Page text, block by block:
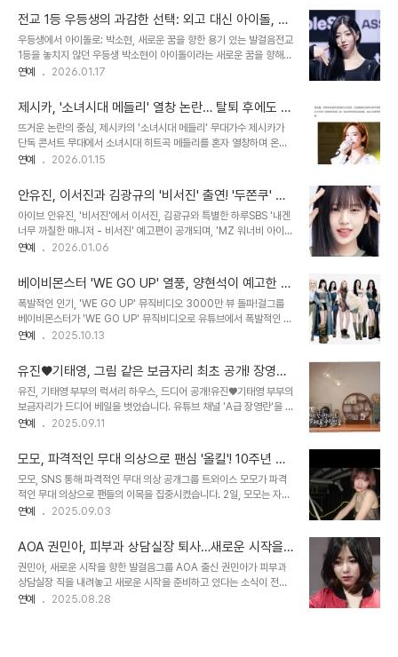
표기가 동일한 두 인물 때문에 스포..
탄했고, 맑은 날씨에 '눈물 날 것 같다'는 진심 어린 반응을 보였습니
다. 수영, 요가, 스파, 선셋 크루즈 등 다채로운 일정을 소화하며 스태
프들과 잊지 못할 추억을 만들었습니다. 스태프 감동시킨 혜리의 따뜻
한 마음몰디브 여행 중 스태프들은 혜리의 따뜻한 마음씨에 대한 미담
을 쏟아냈습니다. 한 스태프는 해외여행 경험이 없었음에도 혜리의 제
받았다고 전했습니다. 또 다..
전교 1등 우등생의 과감한 선택: 외고 대신 아이돌, 트
리플에스 박소현의 빛나는 이야기
우등생에서 아이돌로: 박소현, 새로운 꿈을 향한 용기 있는 발걸음전교
1등을 놓치지 않던 우등생 박소현이 아이돌이라는 새로운 꿈을 향해
과감히 도전장을 내밀었습니다. 24인조 걸그룹 트리플에스의 멤버로
의 마음을 사로잡고 있습니다. 최근 인터뷰에서 박소현은 자신의 선택
과 그 과정에 대한 진솔한 이야기를 들려주었습니다. 그녀의 이야기는
많은 이들에게 영감을 주며, 꿈을 향해 나아가는 용기를 북돋아줍니다.
학창 시절의 박소현: 전교 1등, 그리고 부회장의 리더십박소현은 학창
시절, 뛰어난 학업 능력과 리더십을 겸비한 학생이었습니다. 중학교 시
수행했습니다. 그녀는 학업뿐만 ..
연예 2026.01.17
제시카, '소녀시대 메들리' 열창 논란… 탈퇴 후에도 끊
이지 않는 뜨거운 감자
뜨거운 논란의 중심, 제시카의 '소녀시대 메들리' 무대가수 제시카가
단독 콘서트 무대에서 소녀시대 히트곡 메들리를 혼자 열창하며 온라
인상에서 뜨거운 갑론을박을 불러일으켰습니다. 제시카는 지난 11일
서트에서 ‘다시 만난 세계’, ‘Gee’, ‘소원을 말해봐’, ‘I Got A Boy’,
‘Mr. Mr.’ 등 소녀시대 대표곡을 메들리 형식으로 혼자 소화했습니다.
이 무대는 온라인 커뮤니티와 SNS를 통해 빠르게 확산되었고, 팬들
사이에서 다양한 의견이 오가며 논란을 더욱 증폭시켰습니다. 엇갈린
시선: 긍정 vs. 부정, 팬들의 다양한 반응해당 무대 영상과 사진이 공
연예 2026.01.15
안유진, 이서진과 김광규의 '비서진' 출연! '두쫀쿠' 에
피소드와 아이브의 활약상
아이브 안유진, '비서진'에서 이서진, 김광규와 특별한 하루SBS '내겐
너무 까칠한 매니저 - 비서진' 예고편이 공개되며, 'MZ 워너비 아이
콘' 아이브(IVE) 리더 안유진의 출연 소식이 전해졌습니다. 이번 방송
가 그려질 예정입니다. 안유진은 '2025 SBS 가요대전' MC로서의
프로페셔널한 모습과 더불어, 아이브 멤버들과 함께하는 유쾌한 일상
을 공개하며 시청자들의 기대를 모으고 있습니다. 안유진의 '퀸의 마인
드'와 이서진, 김광규의 케미안유진은 무대 뒤 긴박한 상황에서도 여유
를 잃지 않는 자신만의 비법, '퀸의 마인드'를 강조하며 일일 매니저 이
안유진의 남다른 ..
연예 2026.01.06
베이비몬스터 'WE GO UP' 열풍, 양현석이 예고한 퍼
포먼스 비디오, 팬심을 사로잡다!
폭발적인 인기, 'WE GO UP' 뮤직비디오 3000만 뷰 돌파!걸그룹
베이비몬스터가 'WE GO UP' 뮤직비디오로 유튜브에서 폭발적인 상
승세를 이어가고 있습니다. 13일 YG엔터테인먼트에 따르면, 'WE
수를 돌파했습니다. 공개 직후 1000만 뷰 도달까지 하루가 소요됐으
나 2000만 뷰는 22시간, 3000만 뷰는 19시간까지 좁혀지는 등 점
차 가속이 붙고 있습니다. 데뷔와 동시에 뜨거운 사랑을 받고 있는 베
이비몬스터의 행보에 많은 이목이 집중되고 있습니다. YG, 14일 0시
'WE GO UP' EXCLUSIVE PERFORMANCE VIDEO 공개!YG
연예 2025.10.13
유진♥기태영, 그림 같은 보금자리 최초 공개! 장영란
도 감탄한 럭셔리 하우스, 그 매력 속으로!
유진, 기태영 부부의 럭셔리 하우스, 드디어 공개!유진♥기태영 부부의
보금자리가 드디어 베일을 벗었습니다. 유튜브 채널 'A급 장영란'을 통
해 공개된 이들의 집은, 보는 이들의 감탄을 자아낼 만큼 럭셔리함으로
다고 합니다. 10일 공개된 영상에서 유진은 장영란을 반갑게 맞이하
며, 화려한 스타일링을 선보였습니다. 마치 패션쇼를 연상시키는 유진
의 모습은, 집 공개에 대한 기대감을 더욱 높였습니다. 이들의 집은 어
떤 모습일지, 지금부터 함께 살펴보시죠! 탁 트인 거실과 통창 뷰, 완벽
한 조화!가장 먼저 눈길을 사로잡는 것은 바로 탁 트인 거실과 시원한
들로 하여금 부러움을..
연예 2025.09.11
모모, 파격적인 무대 의상으로 팬심 '올킬'! 10주년 맞
아 더욱 빛나는 그녀의 매력
모모, SNS 통해 파격적인 무대 의상 공개그룹 트와이스 모모가 파격
적인 무대 의상으로 팬들의 이목을 집중시켰습니다. 2일, 모모는 자신
의 SNS에 무대 뒤에서 촬영한 사진을 공개하며 팬들을 열광시켰습니
매력을 선보였습니다. 과감한 노출과 더불어 글래머러스한 몸매가 어
우러지며, 팬들은 ‘역시 모모니까 가능한 스타일’이라며 감탄을 섞어
칭찬했습니다. 모모의 스타일은 언제나 팬들의 기대를 뛰어넘는 혁신
적인 시도로, 이번 의상 역시 그녀의 독보적인 매력을 한층 돋보이게
했습니다. 네티즌들의 뜨거운 반응: '무대 장인' 모모네티즌들은 모모
연예 2025.09.03
AOA 권민아, 피부과 상담실장 퇴사…새로운 시작을
응원합니다!
권민아, 새로운 시작을 향한 발걸음그룹 AOA 출신 권민아가 피부과
상담실장 직을 내려놓고 새로운 시작을 준비하고 있다는 소식이 전해
졌습니다. 팬들과 대중들은 그녀의 용기 있는 결정에 응원의 메시지를
연예 2025.08.28